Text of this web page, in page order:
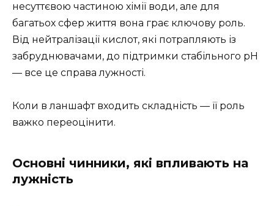
несуттєвою частиною хімії води, але для
багатьох сфер життя вона грає ключову роль.
Від нейтралізації кислот, які потрапляють із
забруднювачами, до підтримки стабільного pH
— все це справа лужності.
Коли в ланшафт входить складність — її роль
важко переоцінити.
Основні чинники, які впливають на
лужність